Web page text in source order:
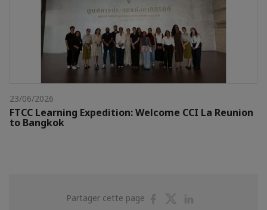
23/06/2026
FTCC Learning Expedition: Welcome CCI La Reunion
to Bangkok
Partager cette page
PartagerPartager